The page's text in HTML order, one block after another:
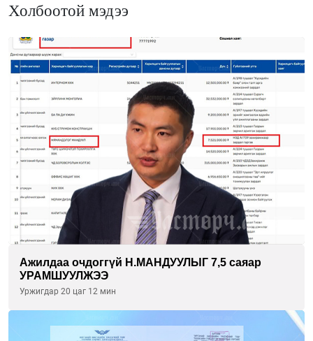
Холбоотой мэдээ
Ажилдаа очдоггүй Н.МАНДУУЛЫГ 7,5 саяар
УРАМШУУЛЖЭЭ
Уржигдар 20 цаг 12 мин